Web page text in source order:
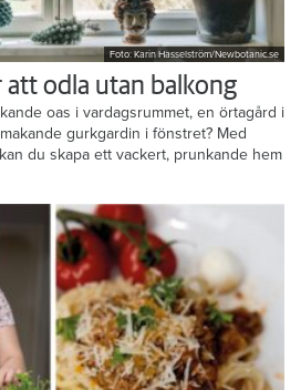
Foto: Karin Hasselström/Newbotanic.se
att odla utan balkong
oas i vardagsrummet, en örtagård i
gurkgardin i fönstret? Med
du skapa ett vackert, prunkande hem